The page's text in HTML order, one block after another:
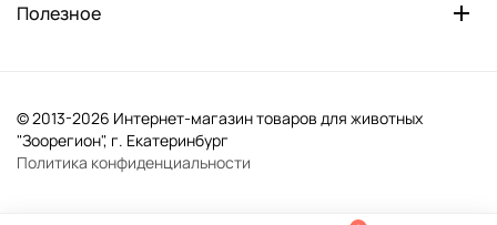
Полезное
© 2013-2026 Интернет-магазин товаров для животных
"Зоорегион", г. Екатеринбург
Политика конфиденциальности